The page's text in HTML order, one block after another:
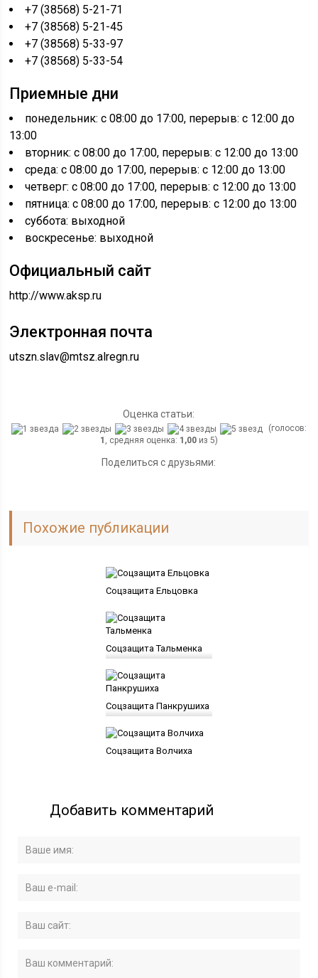
+7 (38568) 5-21-71
+7 (38568) 5-21-45
+7 (38568) 5-33-97
+7 (38568) 5-33-54
Приемные дни
понедельник: с 08:00 до 17:00, перерыв: с 12:00 до
13:00
вторник: с 08:00 до 17:00, перерыв: с 12:00 до 13:00
среда: с 08:00 до 17:00, перерыв: с 12:00 до 13:00
четверг: с 08:00 до 17:00, перерыв: с 12:00 до 13:00
пятница: с 08:00 до 17:00, перерыв: с 12:00 до 13:00
суббота: выходной
воскресенье: выходной
Официальный сайт
http://www.aksp.ru
Электронная почта
utszn.slav@mtsz.alregn.ru
Оценка статьи:
(голосов:
1 , средняя оценка: 1,00из 5)
Поделиться с друзьями:
Похожие публикации
Соцзащита Ельцовка
Соцзащита Тальменка
Соцзащита Панкрушиха
Соцзащита Волчиха
Добавить комментарий